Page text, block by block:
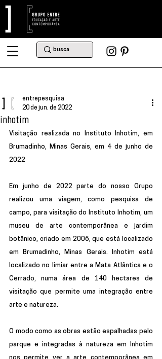
inhotim
entrepesquisa
20 de jun. de 2022
Visitação realizada no Instituto Inhotim, em
Brumadinho, Minas Gerais, em 4 de junho de
2022
Em junho de 2022 parte do nosso Grupo
realizou uma viagem, como pesquisa de
campo, para visitação do Instituto Inhotim, um
museu de arte contemporânea e jardim
botânico, criado em 2006, que está localizado
em Brumadinho, Minas Gerais. Inhotim está
localizado no limiar entre a Mata Atlântica e o
Cerrado, numa área de 140 hectares de
visitação que permite uma integração entre
arte e natureza.
O modo como as obras estão espalhadas pelo
parque e integradas à natureza em Inhotim